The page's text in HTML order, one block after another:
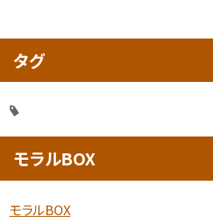
タグ
モラルBOX
モラルBOX